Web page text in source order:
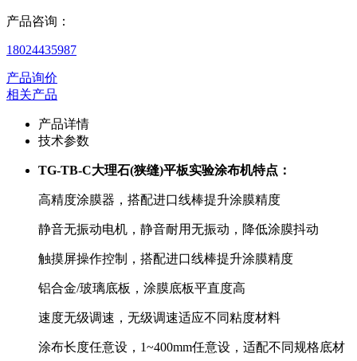
产品咨询：
18024435987
产品询价
相关产品
产品详情
技术参数
TG-TB-C大理石(狭缝)平板实验涂布机特点：
高精度涂膜器，搭配进口线棒提升涂膜精度
静音无振动电机，静音耐用无振动，降低涂膜抖动
触摸屏操作控制，搭配进口线棒提升涂膜精度
铝合金/玻璃底板，涂膜底板平直度高
速度无级调速，无级调速适应不同粘度材料
涂布长度任意设，1~400mm任意设，适配不同规格底材